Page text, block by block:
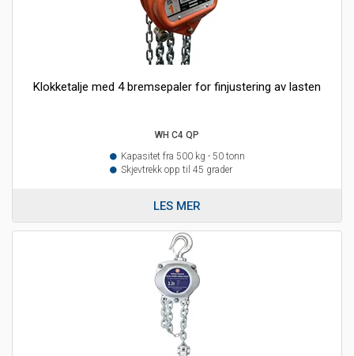
Klokketalje med 4 bremsepaler for finjustering av lasten
WH C4 QP
Kapasitet fra 500 kg - 50 tonn
Skjevtrekk opp til 45 grader
LES MER